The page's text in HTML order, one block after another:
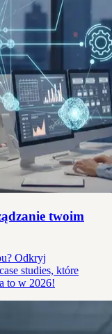
twoim
Odkryj
studies, które
to w 2026!